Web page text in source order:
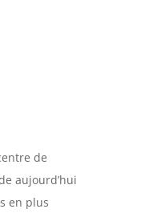
de
aujourd’hui
en plus